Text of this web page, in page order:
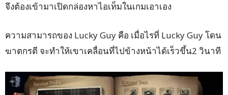
จึงต้องเข้ามาเปิดกล่องหาไอเท็มในเกมเอาเอง
ความสามารถของ Lucky Guy คือ เมื่อไรที่ Lucky Guy โดน
ฆาตกรตี จะทำให้เขาเคลื่อนที่ไปข้างหน้าได้เร็วขึ้น2 วินาที